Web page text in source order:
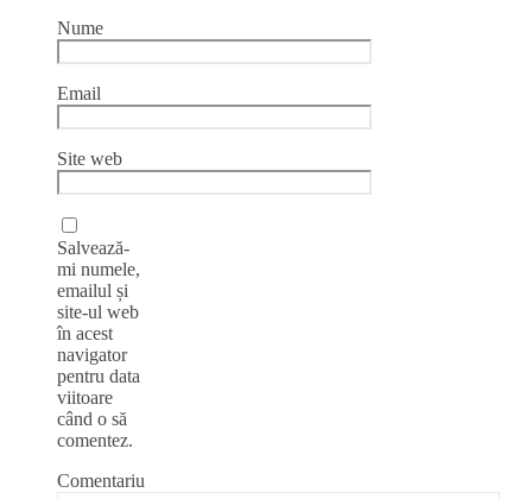
Nume
Email
Site web
Salvează-
mi numele,
emailul și
site-ul web
în acest
navigator
pentru data
viitoare
când o să
comentez.
Comentariu